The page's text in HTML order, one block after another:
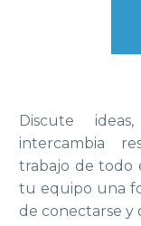
Discute
intercambia
trabajo de todo
tu equipo una
de conectarse y